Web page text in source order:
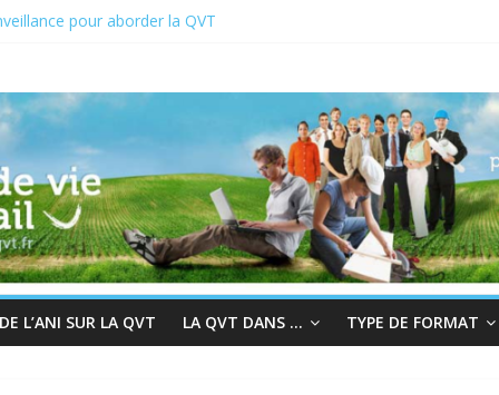
pour aborder la QVT
à la bienveillance
QVT
L’ANI SUR LA QVT LA QVT DANS … TYPE DE FORMAT